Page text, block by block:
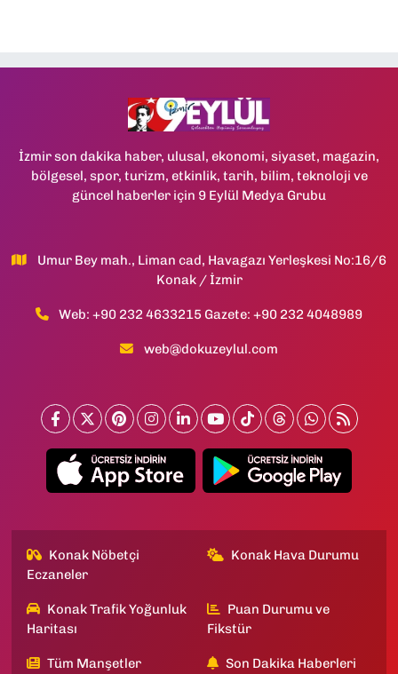
İzmir son dakika haber, ulusal, ekonomi, siyaset, magazin,
bölgesel, spor, turizm, etkinlik, tarih, bilim, teknoloji ve
güncel haberler için 9 Eylül Medya Grubu
Umur Bey mah., Liman cad, Havagazı Yerleşkesi No:16/6
Konak / İzmir
Web: +90 232 4633215 Gazete: +90 232 4048989
web@dokuzeylul.com
Konak Nöbetçi
Eczaneler
Konak Hava Durumu
Konak Trafik Yoğunluk
Haritası
Puan Durumu ve
Fikstür
Tüm Manşetler Son Dakika Haberleri